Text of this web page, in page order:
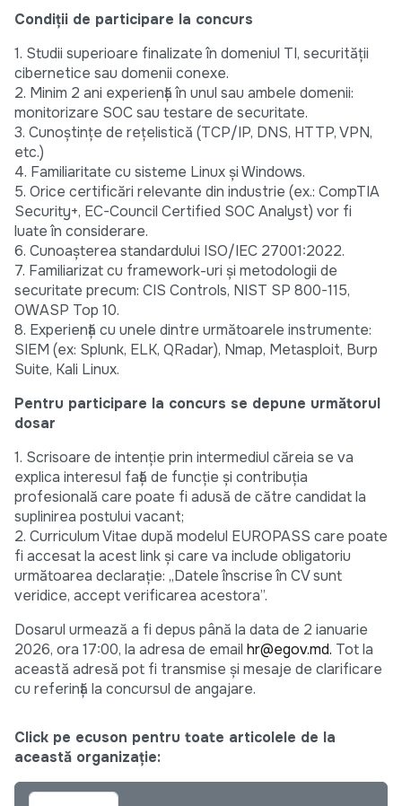
Condiții de participare la concurs
1. Studii superioare finalizate în domeniul TI, securității
cibernetice sau domenii conexe.
2. Minim 2 ani experiență în unul sau ambele domenii:
monitorizare SOC sau testare de securitate.
3. Cunoștințe de rețelistică (TCP/IP, DNS, HTTP, VPN,
etc.)
4. Familiaritate cu sisteme Linux și Windows.
5. Orice certificări relevante din industrie (ex.: CompTIA
Security+, EC-Council Certified SOC Analyst) vor fi
luate în considerare.
6. Cunoașterea standardului ISO/IEC 27001:2022.
7. Familiarizat cu framework-uri și metodologii de
securitate precum: CIS Controls, NIST SP 800-115,
OWASP Top 10.
8. Experiență cu unele dintre următoarele instrumente:
SIEM (ex: Splunk, ELK, QRadar), Nmap, Metasploit, Burp
Suite, Kali Linux.
Pentru participare la concurs se depune următorul
dosar
1. Scrisoare de intenție prin intermediul căreia se va
explica interesul față de funcție și contribuția
profesională care poate fi adusă de către candidat la
suplinirea postului vacant;
2. Curriculum Vitae după modelul EUROPASS care poate
fi accesat la acest link și care va include obligatoriu
următoarea declarație: „Datele înscrise în CV sunt
veridice, accept verificarea acestora”.
Dosarul urmează a fi depus până la data de 2 ianuarie
2026, ora 17:00, la adresa de email hr@egov.md. Tot la
această adresă pot fi transmise și mesaje de clarificare
cu referință la concursul de angajare.
Click pe ecuson pentru toate articolele de la
această organizație: